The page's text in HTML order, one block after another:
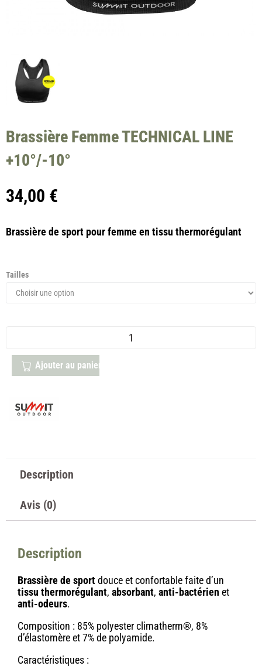
Brassière Femme TECHNICAL LINE
+10°/-10°
34,00 €
Brassière de sport pour femme en tissu thermorégulant
Tailles
Ajouter au panier
Description
Avis (0)
Description
Brassière de sportdouce et confortable faite d’un
tissu thermorégulant, absorbant, anti-bactérien et
anti-odeurs.
Composition : 85% polyester climatherm®, 8%
d’élastomère et 7% de polyamide.
Caractéristiques :